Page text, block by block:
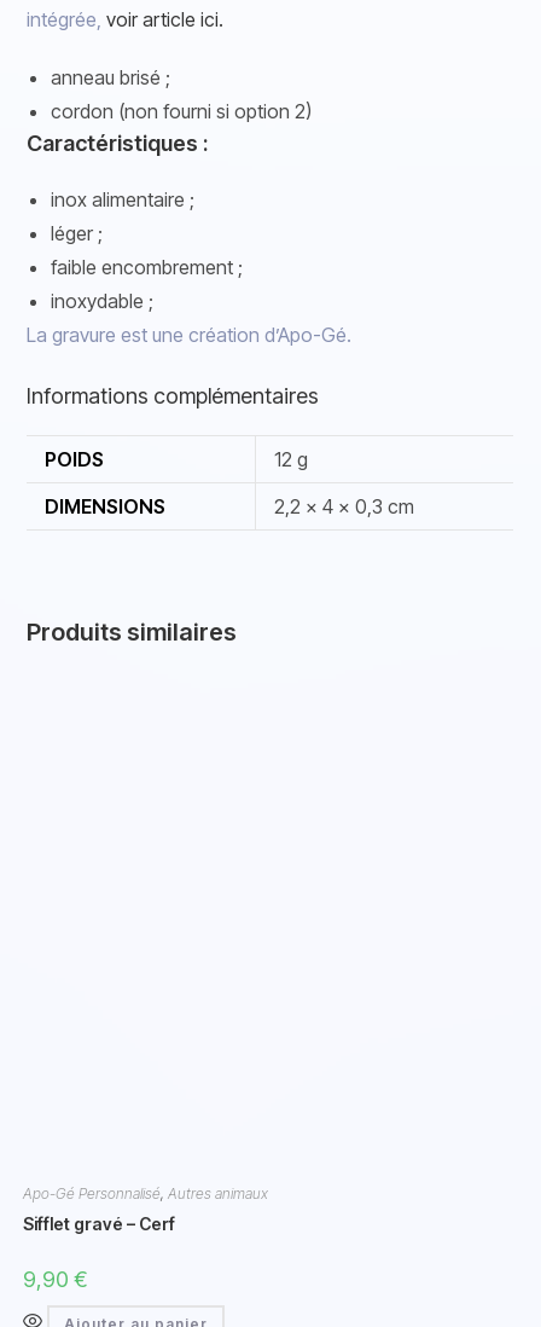
intégrée,voir article ici.
anneau brisé ;
cordon (non fourni si option 2)
Caractéristiques :
inox alimentaire ;
léger ;
faible encombrement ;
inoxydable ;
La gravure est une création d’Apo-Gé.
Informations complémentaires
POIDS
12 g
DIMENSIONS
2,2 × 4 × 0,3 cm
Produits similaires
Apo-Gé Personnalisé, Autres animaux
Sifflet gravé – Cerf
9,90 €